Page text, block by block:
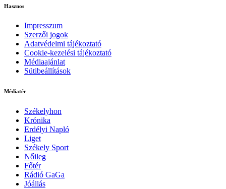
Hasznos
Impresszum
Szerzői jogok
Adatvédelmi tájékoztató
Cookie-kezelési tájékoztató
Médiaajánlat
Sütibeállítások
Médiatér
Székelyhon
Krónika
Erdélyi Napló
Liget
Székely Sport
Nőileg
Főtér
Rádió GaGa
Jóállás